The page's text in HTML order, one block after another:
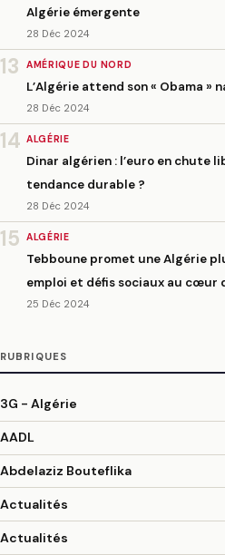
Algérie émergente
28 Déc 2024
13 AMÉRIQUE DU NORD
L’Algérie attend son « Obama »
28 Déc 2024
14 ALGÉRIE
Dinar algérien : l’euro en chute
tendance durable ?
28 Déc 2024
15 ALGÉRIE
Tebboune promet une Algérie
emploi et défis sociaux au cœur
25 Déc 2024
RUBRIQUES
3G - Algérie
AADL
Abdelaziz Bouteflika
Actualités
Actualités